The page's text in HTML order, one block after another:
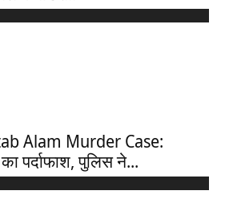
Alam Murder Case:
पर्दाफाश, पुलिस ने...